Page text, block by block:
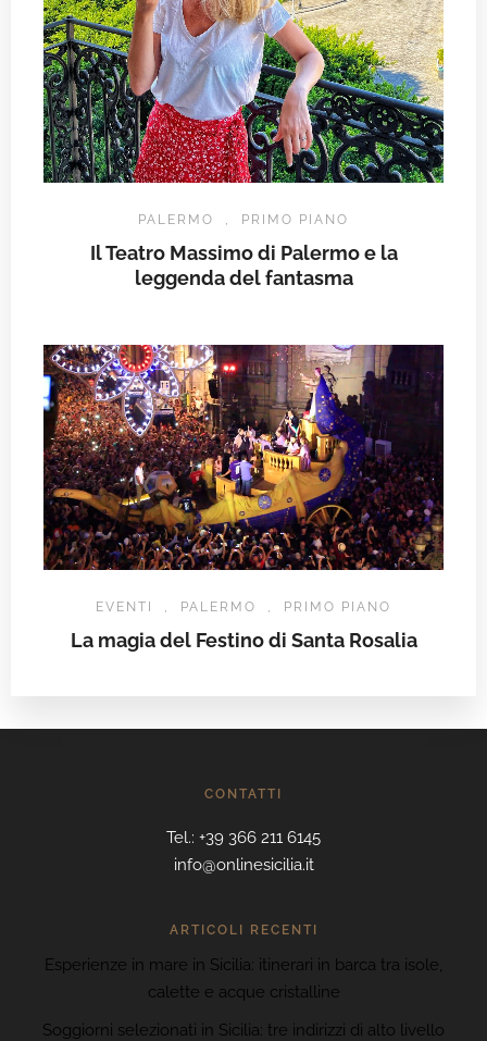
PALERMO , PRIMO PIANO
Il Teatro Massimo di Palermo e la
leggenda del fantasma
EVENTI , PALERMO , PRIMO PIANO
La magia del Festino di Santa Rosalia
CONTATTI
Tel.: +39 366 211 6145
info@onlinesicilia.it
ARTICOLI RECENTI
Esperienze in mare in Sicilia: itinerari in barca tra isole,
calette e acque cristalline
Soggiorni selezionati in Sicilia: tre indirizzi di alto livello